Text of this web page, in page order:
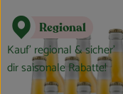
THEMENWELTEN
ANGEBOTE
REGIONALES
Regional
Kauf’ regional & sicher’
dir saisonale Rabatte!